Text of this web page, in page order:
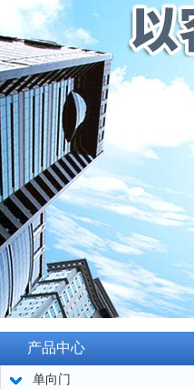
产品中心
单向门